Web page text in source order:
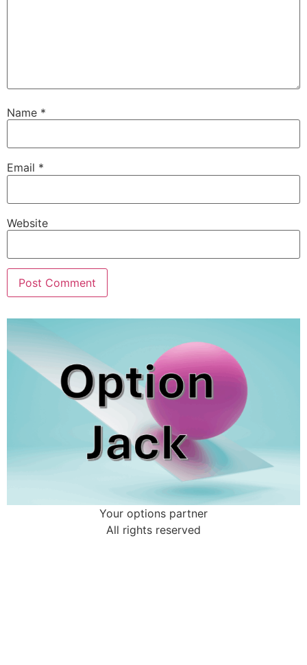
Name *
Email *
Website
Your options partner
All rights reserved